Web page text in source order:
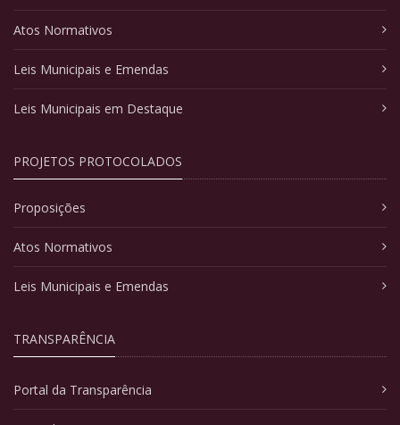
Atos Normativos
Leis Municipais e Emendas
Leis Municipais em Destaque
PROJETOS PROTOCOLADOS
Proposições
Atos Normativos
Leis Municipais e Emendas
TRANSPARÊNCIA
Portal da Transparência